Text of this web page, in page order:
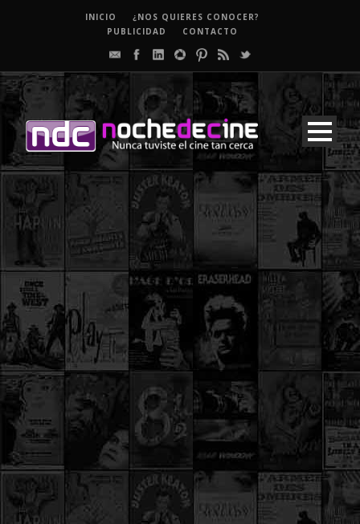
INICIO
¿NOS QUIERES CONOCER?
PUBLICIDAD
CONTACTO